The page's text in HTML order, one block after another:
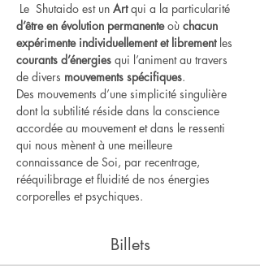
Le  Shutaido est un Art qui a la particularité
d’être en évolution permanente où chacun
expérimente individuellement et librement les
courants d’énergies qui l’animent au travers
de divers mouvements spécifiques.
Des mouvements d’une simplicité singulière
dont la subtilité réside dans la conscience
accordée au mouvement et dans le ressenti
qui nous mènent à une meilleure
connaissance de Soi, par recentrage,
rééquilibrage et fluidité de nos énergies
corporelles et psychiques.
Billets